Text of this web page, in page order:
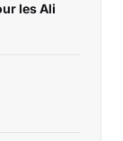
les Ali